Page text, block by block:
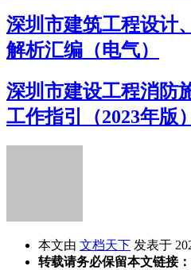
深圳市建筑工程设计
解析汇编（电气）
深圳市建设工程消防
工作指引（2023年版）
本文由 文档天下 发表于
转载请务必保留本文链接：